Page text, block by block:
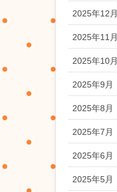
2025年12月
2025年11月
2025年10月
2025年9月
2025年8月
2025年7月
2025年6月
2025年5月